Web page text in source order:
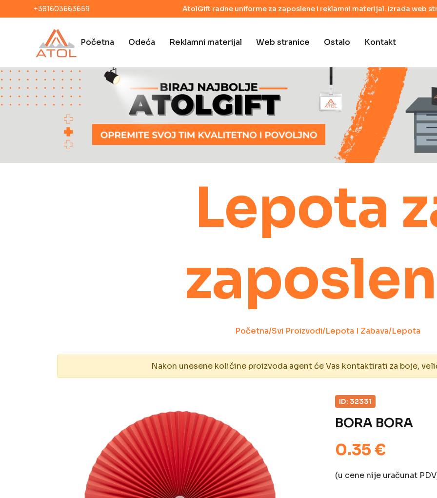
+381603663659 AtolGift radne uniforme za zaposlene i reklamni materijal. Izrada web
Početna Odeća Reklamni materijal Web stranice Ostalo Kontakt
Lepota
Početna/Svi Proizvodi/Lepota I Zabava/Lepota
Nakon unesene količine proizvoda agent će Vas kontaktirati za boje,
ID: 32331
BORA BORA
0.35 €
(u cene nije uračunat